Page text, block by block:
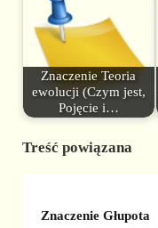
Znaczenie Teoria
ewolucji (Czym jest,
Pojęcie i…
Treść powiązana
Znaczenie Głupota